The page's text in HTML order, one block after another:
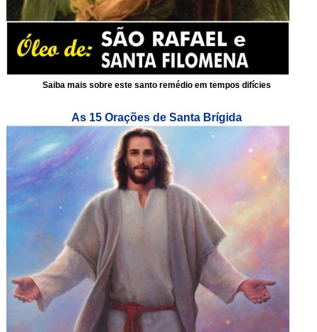
Saiba mais sobre este santo remédio em tempos difícies
As 15 Orações de Santa Brígida